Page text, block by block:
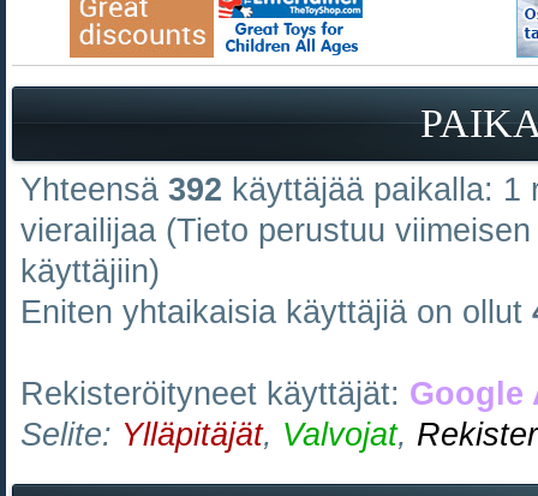
Yhteensä 392 käyttäjää paikalla:
vierailijaa (Tieto perustuu
käyttäjiin)
Eniten yhtaikaisia käyttäjiä on ollut
Rekisteröityneet käyttäjät: Google
Selite: Ylläpitäjät, Valvojat,